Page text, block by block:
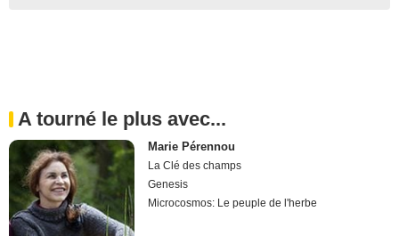
A tourné le plus avec...
Marie Pérennou
La Clé des champs
Genesis
Microcosmos: Le peuple de l'herbe